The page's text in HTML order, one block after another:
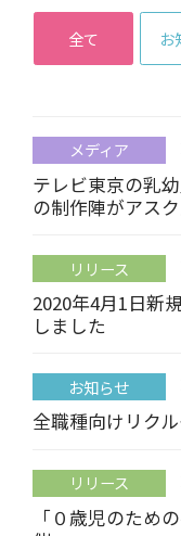
全て お
メディア
テレビ東京の乳
の制作陣がアス
リリース
2020年4月1日新
しました
お知らせ
全職種向けリク
リリース
「０歳児のため